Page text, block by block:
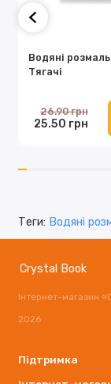
Водяні
Тягачі
25.50 грн
26.90 грн
Теги: Водяні
Crystal Book
Інтернет-магазин
2026
Підтримка